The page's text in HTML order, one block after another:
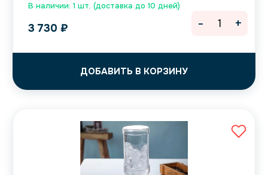
В наличии: 1 шт. (доставка до 10 дней)
3 730 ₽
ДОБАВИТЬ В КОРЗИНУ
- +